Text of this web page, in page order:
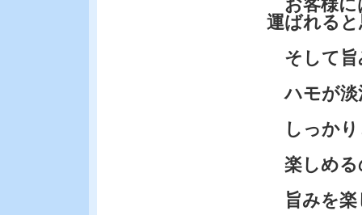
お客様に
運ばれる
そして旨
ハモが淡
しっかり
楽しめる
旨みを楽